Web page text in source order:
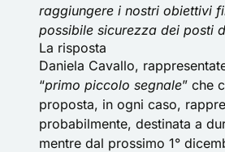
raggiungere i nostri obiettivi
possibile sicurezza dei posti
La risposta
Daniela Cavallo,
“primo piccolo segnale” che
proposta, in ogni caso,
probabilmente, destinata a
mentre dal prossimo 1°